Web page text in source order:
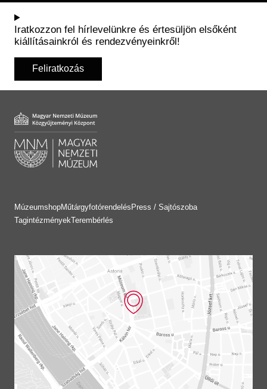
Iratkozzon fel hírlevelünkre és értesüljön elsőként
kiállításainkról és rendezvényeinkről!
Feliratkozás
MúzeumshopMűtárgyfotórendelés Press / Sajtószoba
TagintézményekTerembérlés